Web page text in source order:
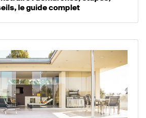
le guide complet